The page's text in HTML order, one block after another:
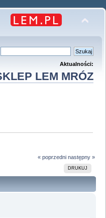
Aktualności:
LEM MRÓZ
« poprzedni następny »
DRUKUJ